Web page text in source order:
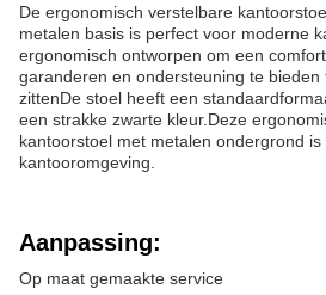
De ergonomisch verstelbare
metalen basis is perfect voor moderne
ergonomisch ontworpen om een
garanderen en ondersteuning te bieden
zittenDe stoel heeft een
een strakke zwarte kleur.Deze
kantoorstoel met metalen ondergrond
kantooromgeving.
Aanpassing:
Op maat gemaakte service